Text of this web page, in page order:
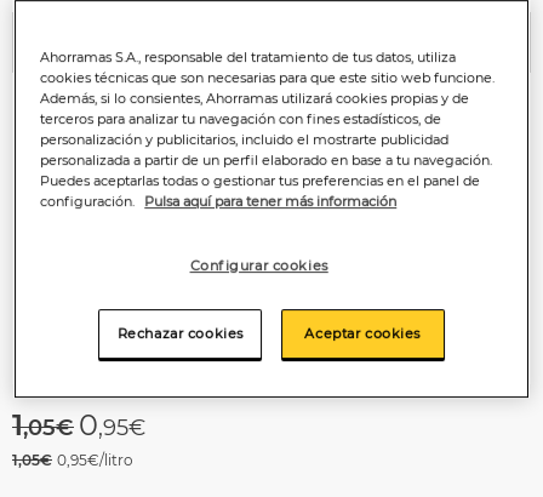
Anterior
Price reduced from
1,05€to
0,95€
1,05€ 0,95€/litro
Ahorramas S.A., responsable del tratamiento de tus datos, utiliza
cookies técnicas que son necesarias para que este sitio web funcione.
Además, si lo consientes, Ahorramas utilizará cookies propias y de
terceros para analizar tu navegación con fines estadísticos, de
personalización y publicitarios, incluido el mostrarte publicidad
personalizada a partir de un perfil elaborado en base a tu navegación.
Puedes aceptarlas todas o gestionar tus preferencias en el panel de
configuración.
Pulsa aquí para tener más información
Configurar cookies
Rechazar cookies Aceptar cookies